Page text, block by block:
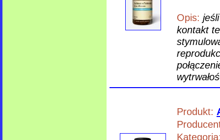
Opis:
kontakt
Produkt: